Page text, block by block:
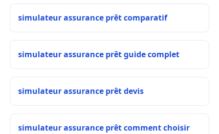
simulateur assurance prêt comparatif
simulateur assurance prêt guide complet
simulateur assurance prêt devis
simulateur assurance prêt comment choisir